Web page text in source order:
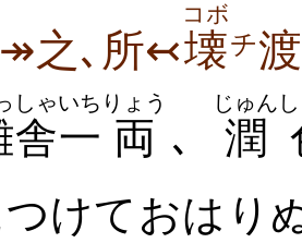
之､所↢壊
コボ
チ渡
舎
しゃ
一
いち
両
りょう
､ 潤
じゅん
つけておはり